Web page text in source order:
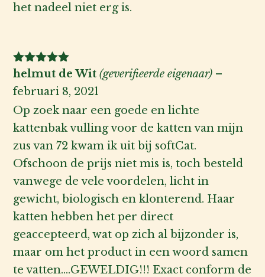
het nadeel niet erg is.
Gewaardeerd
helmut de Wit(geverifieerde eigenaar) –
februari 8, 2021
Op zoek naar een goede en lichte
kattenbak vulling voor de katten van mijn
zus van 72 kwam ik uit bij softCat.
Ofschoon de prijs niet mis is, toch besteld
vanwege de vele voordelen, licht in
gewicht, biologisch en klonterend. Haar
katten hebben het per direct
geaccepteerd, wat op zich al bijzonder is,
maar om het product in een woord samen
te vatten….GEWELDIG!!! Exact conform de